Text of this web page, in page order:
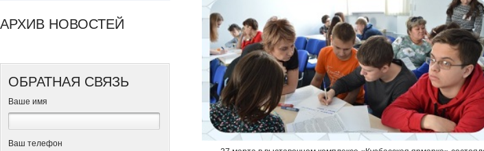
АРХИВ НОВОСТЕЙ
ОБРАТНАЯ СВЯЗЬ
Ваше имя
Ваш телефон